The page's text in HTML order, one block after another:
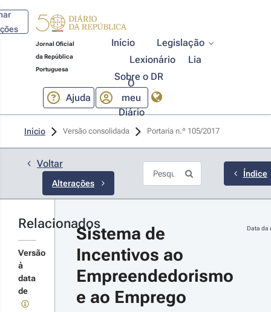
Jornal Oficial
da República
Portuguesa
Início
Legislação
Lexionário
Lia
Sobre o DR
Ajuda
O
meu
Diário
Início Versão consolidada Portaria n.º 105/2017
Voltar
Alterações
n.º
2021 - 1.ª
alteração ao
do
de
Emprego,
n.º
2017, de 10 de
detalhes das
11-18
n.º
2020 - 1.ª
Índice
Relacionados
Versão
à
data
de
Sistema de
Incentivos ao
Empreendedorismo
e ao Emprego
Data da